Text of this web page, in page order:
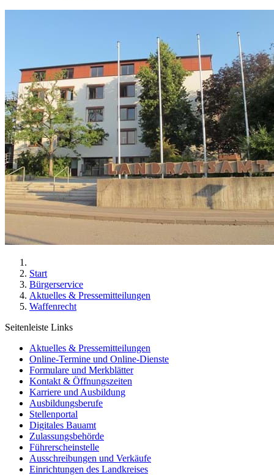
Start
Bürgerservice
Aktuelles & Pressemitteilungen
Waffenrecht
Seitenleiste Links
Aktuelles & Pressemitteilungen
Online-Termine und Online-Dienste
Formulare und Merkblätter
Kontakt & Öffnungszeiten
Karriere und Ausbildung
Ausbildungsberufe
Stellenportal
Digitales Bauamt
Zulassungsbehörde
Führerscheinstelle
Ausschreibungen und Verkäufe
Einrichtungen des Landkreises